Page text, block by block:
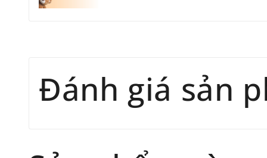
Đánh giá sản